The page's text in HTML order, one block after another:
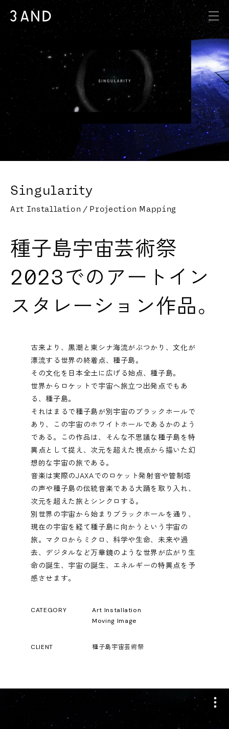
Singularity
Art Installation / Projection Mapping
種子島宇宙芸術祭
2023でのアートイン
スタレーション作品。
CATEGORY
Art Installation
Moving Image
CLIENT 種子島宇宙芸術祭
古来より、黒潮と東シナ海流がぶつかり、文化が
漂流する世界の終着点、種子島。
その文化を日本全土に広げる始点、種子島。
世界からロケットで宇宙へ旅立つ出発点でもあ
る、種子島。
それはまるで種子島が別宇宙のブラックホールで
あり、この宇宙のホワイトホールであるかのよう
である。この作品は、そんな不思議な種子島を特
異点として捉え、次元を超えた視点から描いた幻
想的な宇宙の旅である。
音楽は実際のJAXAでのロケット発射音や管制塔
の声や種子島の伝統音楽である大踊を取り入れ、
次元を超えた旅とシンクロする。
別世界の宇宙から始まりブラックホールを通り、
現在の宇宙を経て種子島に向かうという宇宙の
旅。マクロからミクロ、科学や生命、未来や過
去、デジタルなど万華鏡のような世界が広がり生
命の誕生、宇宙の誕生、エネルギーの特異点を予
感させます。